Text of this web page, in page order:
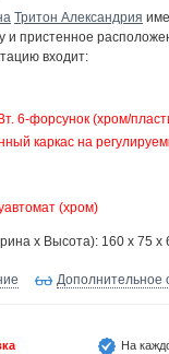
Тритон Александрия
и пристенное
входит:
6-форсунок (хром/
каркас на
(хром)
х Высота): 160 x 75 x
Дополнительное
На